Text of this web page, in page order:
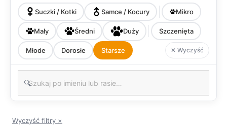
Suczki / Kotki Samce / Kocury Mikro
Mały Średni Duży Szczenięta
Młode Dorosłe Starsze ✕ Wyczyść
🔍
Wyczyść filtry ×